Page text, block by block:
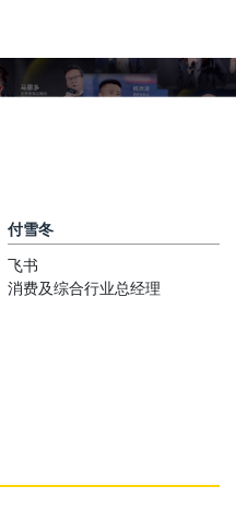
付雪冬
飞书
消费及综合行业总经理